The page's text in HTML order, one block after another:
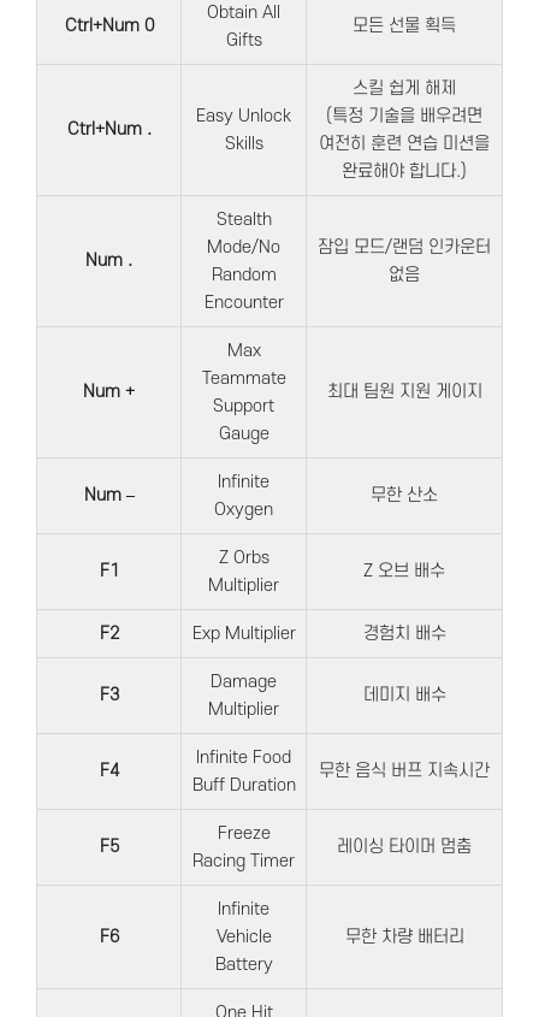
Ctrl+Num 0
Obtain All
Gifts
모든 선물 획득
Ctrl+Num .
Easy Unlock
Skills
스킬 쉽게 해제
(특정 기술을 배우려면
여전히 훈련 연습 미션을
완료해야 합니다.)
Num .
Stealth
Mode/No
Random
Encounter
잠입 모드/랜덤 인카운터
없음
Num +
Max
Teammate
Support
Gauge
최대 팀원 지원 게이지
Num –
Infinite
Oxygen
무한 산소
F1
Z Orbs
Multiplier
Z 오브 배수
F2 Exp Multiplier 경험치 배수
F3
Damage
Multiplier
데미지 배수
F4
Infinite Food
Buff Duration
무한 음식 버프 지속시간
F5
Freeze
Racing Timer
레이싱 타이머 멈춤
F6
Infinite
Vehicle
Battery
무한 차량 배터리
One Hit